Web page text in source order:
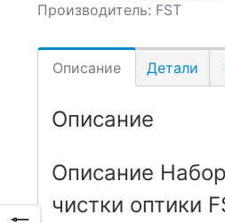
Производитель: FST
Описание Детали
Описание
Описание
чистки оптики